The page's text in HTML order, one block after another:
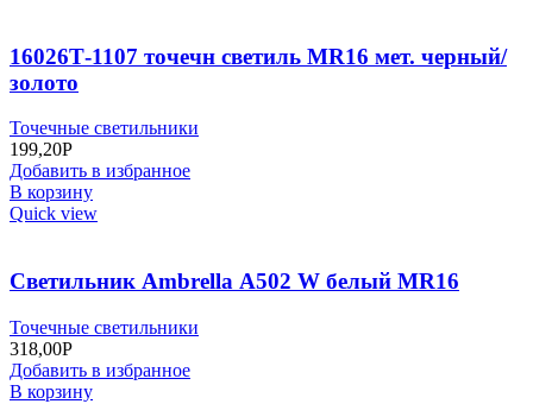
16026Т-1107 точечн светиль МR16 мет. черный/
золото
Точечные светильники
199,20Р
Добавить в избранное
В корзину
Quick view
Светильник Ambrella А502 W белый MR16
Точечные светильники
318,00Р
Добавить в избранное
В корзину